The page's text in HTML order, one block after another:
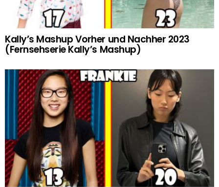
Kally’s Mashup Vorher und Nachher 2023
(Fernsehserie Kally’s Mashup)